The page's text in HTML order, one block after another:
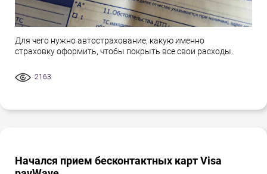
Для чего нужно автострахование, какую именно
страховку оформить, чтобы покрыть все свои расходы.
2163
Начался прием бесконтактных карт Visa